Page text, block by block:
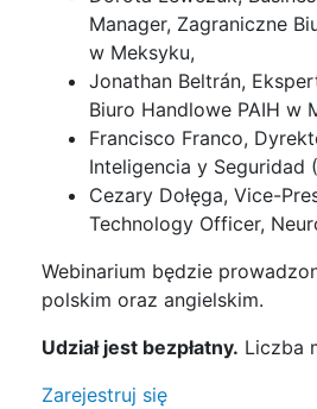
Manager, Zagraniczne
w Meksyku,
Jonathan Beltrán,
Biuro Handlowe PAIH w
Francisco Franco,
Inteligencia y Seguridad
Cezary Dołęga, Vice-
Technology Officer,
Webinarium będzie
polskim oraz angielskim.
Udział jest bezpłatny. Liczba
Zarejestruj się